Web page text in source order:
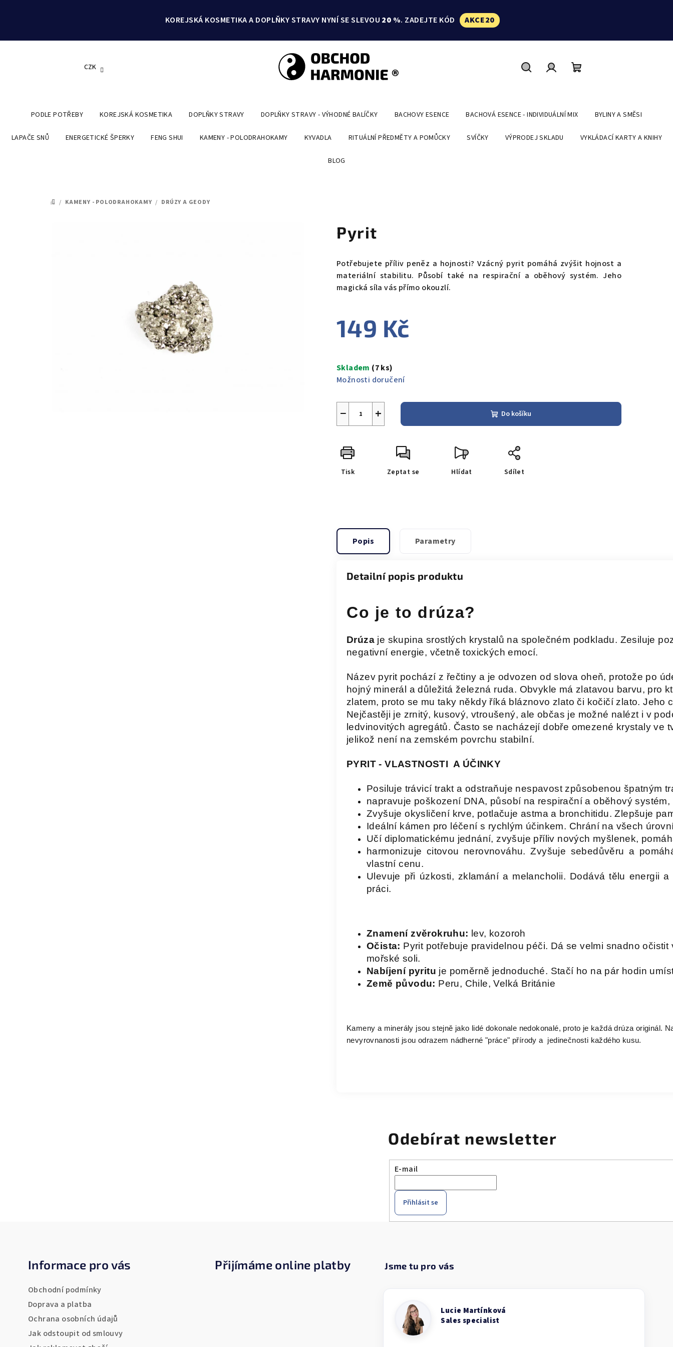
KOREJSKÁ KOSMETIKA A DOPLŇKY STRAVY NYNÍ SE SLEVOU 20 %. ZADEJTE KÓD AKCE20
CZK
košík
PODLE POTŘEBY KOREJSKÁ KOSMETIKA DOPLŇKY STRAVY DOPLŇKY STRAVY - VÝHODNÉ BALÍČKY BACHOVY ESENCE BACHOVÁ ESENCE - INDIVIDUÁLNÍ MIX BYLINY A SMĚSI
LAPAČE SNŮ ENERGETICKÉ ŠPERKY FENG SHUI KAMENY - POLODRAHOKAMY KYVADLA RITUÁLNÍ PŘEDMĚTY A POMŮCKY SVÍČKY VÝPRODEJ SKLADU VYKLÁDACÍ KARTY A KNIHY
BLOG
DOMŮ
/ KAMENY - POLODRAHOKAMY / DRÚZY A GEODY
Pyrit
Potřebujete příliv peněz a hojnosti? Vzácný pyrit pomáhá zvýšit hojnost a
materiální stabilitu. Působí také na respirační a oběhový systém. Jeho
magická síla vás přímo okouzlí.
149 Kč
cena:
Skladem (7 ks)
Možnosti doručení
+
− Do košíku
Tisk Zeptat se Hlídat Sdílet
Popis Parametry
Detailní popis produktu
Co je to drúza?
Drúza je skupina srostlých krystalů na společném podkladu. Zesiluje
negativní energie, včetně toxických emocí.
Název pyrit pochází z řečtiny a je odvozen od slova oheň, protože po
hojný minerál a důležitá železná ruda. Obvykle má zlatavou barvu, pro
zlatem, proto se mu taky někdy říká bláznovo zlato či kočičí zlato. Jeho
Nejčastěji je zrnitý, kusový, vtroušený, ale občas je možné nalézt i v
ledvinovitých agregátů. Často se nacházejí dobře omezené krystaly ve
jelikož není na zemském povrchu stabilní.
PYRIT - VLASTNOSTI A ÚČINKY
Posiluje trávicí trakt a odstraňuje nespavost způsobenou špatným
napravuje poškození DNA, působí na respirační a oběhový
Zvyšuje okysličení krve, potlačuje astma a bronchitidu. Zlepšuje
Ideální kámen pro léčení s rychlým účinkem. Chrání na všech
Učí diplomatickému jednání, zvyšuje příliv nových myšlenek,
harmonizuje citovou nerovnováhu. Zvyšuje sebedůvěru a
vlastní cenu.
Ulevuje při úzkosti, zklamání a melancholii. Dodává tělu energii
práci.
Znamení zvěrokruhu: lev, kozoroh
Očista: Pyrit potřebuje pravidelnou péči. Dá se velmi snadno
mořské soli.
Nabíjení pyritu je poměrně jednoduché. Stačí ho na pár hodin
Země původu: Peru, Chile, Velká Británie
Kameny a minerály jsou stejně jako lidé dokonale nedokonalé, proto je každá drúza originál.
nevyrovnanosti jsou odrazem nádherné "práce" přírody a jedinečnosti každého kusu.
Odebírat newsletter
E-mail
Přihlásit se
Informace pro vás
Obchodní podmínky
Doprava a platba
Ochrana osobních údajů
Jak odstoupit od smlouvy
Přijímáme online platby